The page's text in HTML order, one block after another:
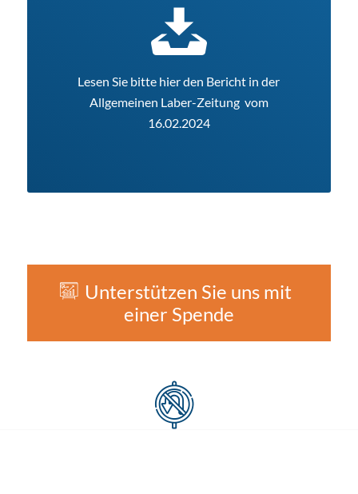
Lesen Sie bitte hier den Bericht in der
Allgemeinen Laber-Zeitung vom
16.02.2024
Unterstützen Sie uns mit
einer Spende